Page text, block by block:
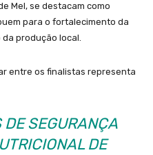
Mel, se destacam como
para o fortalecimento da
produção local.
entre os finalistas representa
DE SEGURANÇA
DE